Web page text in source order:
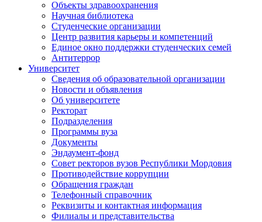
Объекты здравоохранения
Научная библиотека
Студенческие организации
Центр развития карьеры и компетенций
Единое окно поддержки студенческих семей
Антитеррор
Университет
Сведения об образовательной организации
Новости и объявления
Об университете
Ректорат
Подразделения
Программы вуза
Документы
Эндаумент-фонд
Совет ректоров вузов Республики Мордовия
Противодействие коррупции
Обращения граждан
Телефонный справочник
Реквизиты и контактная информация
Филиалы и представительства